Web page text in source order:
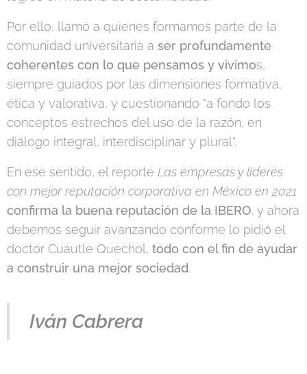
Por ello, llamó a quienes formamos parte de la
comunidad universitaria a ser profundamente
coherentes con lo que pensamos y vivimos,
siempre guiados por las dimensiones formativa,
ética y valorativa, y cuestionando "a fondo los
conceptos estrechos del uso de la razón, en
diálogo integral, interdisciplinar y plural".
En ese sentido, el reporte Las empresas y líderes
con mejor reputación corporativa en México en 2021
confirma la buena reputación de la IBERO, y ahora
debemos seguir avanzando conforme lo pidió el
doctor Cuautle Quechol, todo con el fin de ayudar
a construir una mejor sociedad.
Iván Cabrera